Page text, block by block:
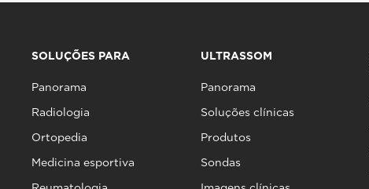
SOLUÇÕES PARA
Panorama
Radiologia
Ortopedia
Medicina esportiva
ULTRASSOM
Panorama
Soluções clínicas
Produtos
Sondas